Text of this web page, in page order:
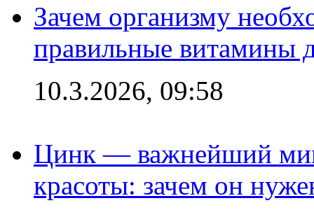
Зачем организму
правильные витамины
10.3.2026, 09:58
Цинк — важнейший
красоты: зачем он